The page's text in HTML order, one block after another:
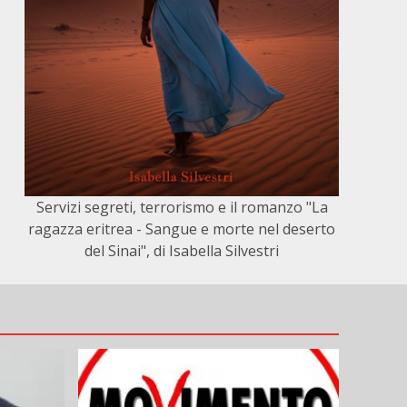
Servizi segreti, terrorismo e il romanzo "La
ragazza eritrea - Sangue e morte nel deserto
del Sinai", di Isabella Silvestri